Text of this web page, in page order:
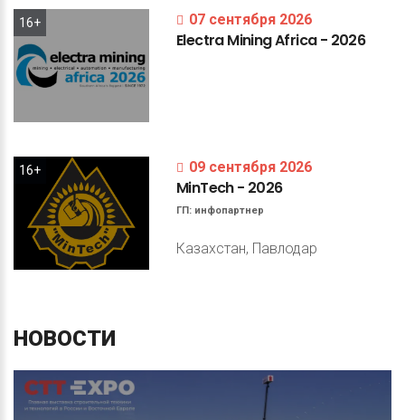
16+ 07 сентября 2026
ElectraMiningAfrica- 2026
16+ 09 сентября 2026
MinTech- 2026
ГП: инфопартнер
Казахстан, Павлодар
НОВОСТИ